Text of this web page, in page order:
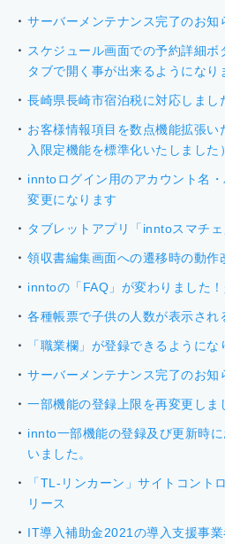
サーバーメンテナンス完了のお知
スケジュール画面での予約詳細ボ
タブで開く事が出来るようになり
長崎県長崎市宿泊税に対応しまし
お客様情報項目を数点機能拡張
入限定機能を標準化いたしました）
inntoログイン用のアカウント名
変更になります
タブレットアプリ「inntoスマチ
領収書編集画面への遷移時の動作
inntoの「FAQ」が変わりました！
各種帳票で子供の人数が表示され
「職業欄」が登録できるようにな
サーバーメンテナンス完了のお知
一部機能の登録上限を再変更しま
innto一部機能の登録及び更新時
いました。
「TL-リンカーン」サイトコント
リース
IT導入補助金2021の導入支援事